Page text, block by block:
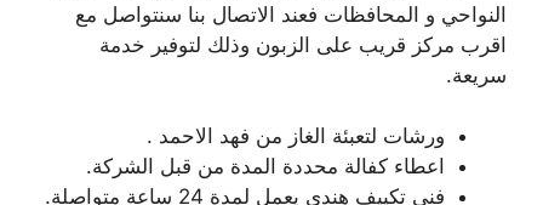
النواحي و المحافظات فعند الاتصال بنا سنتواصل مع
اقرب مركز قريب على الزبون وذلك لتوفير خدمة
سريعة.
ورشات لتعبئة الغاز من فهد الاحمد .
اعطاء كفالة محددة المدة من قبل الشركة.
فني تكييف هندي يعمل لمدة 24 ساعة متواصلة.